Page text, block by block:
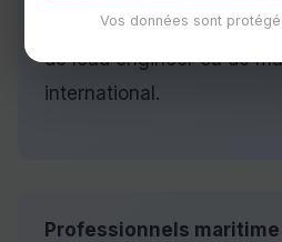
nécessaire pour
de lead engineer ou de
international.
Professionnels
Vos données sont